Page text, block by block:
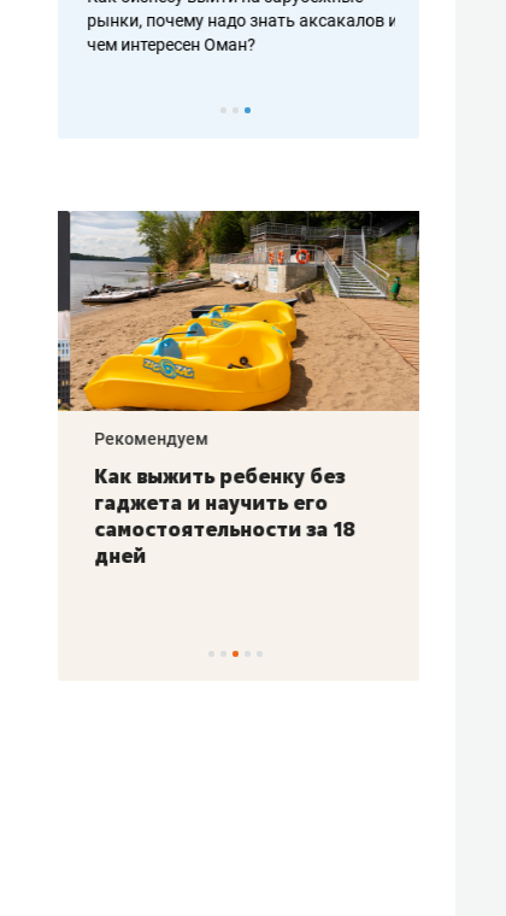
рынки, почему надо знать аксакалов и
чем интересен Оман?
Рекомендуем
Как выжить ребенку без
гаджета и научить его
самостоятельности за 18
дней